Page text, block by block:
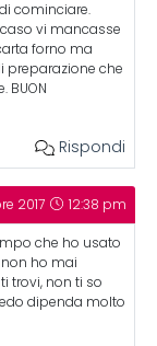
cominciare.
vi mancasse
forno ma
preparazione che
BUON
Rispondi
2017 12:38 pm
che ho usato
ho mai
trovi, non ti so
dipenda molto